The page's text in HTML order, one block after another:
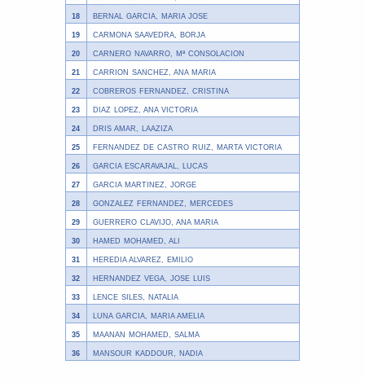
18 BERNAL GARCIA, MARIA JOSE
19 CARMONA SAAVEDRA, BORJA
20 CARNERO NAVARRO, Mª CONSOLACION
21 CARRION SANCHEZ, ANA MARIA
22 COBREROS FERNANDEZ, CRISTINA
23 DIAZ LOPEZ, ANA VICTORIA
24 DRIS AMAR, LAAZIZA
25 FERNANDEZ DE CASTRO RUIZ, MARTA VICTORIA
26 GARCIA ESCARAVAJAL, LUCAS
27 GARCIA MARTINEZ, JORGE
28 GONZALEZ FERNANDEZ, MERCEDES
29 GUERRERO CLAVIJO, ANA MARIA
30 HAMED MOHAMED, ALI
31 HEREDIA ALVAREZ, EMILIO
32 HERNANDEZ VEGA, JOSE LUIS
33 LENCE SILES, NATALIA
34 LUNA GARCIA, MARIA AMELIA
35 MAANAN MOHAMED, SALMA
36 MANSOUR KADDOUR, NADIA